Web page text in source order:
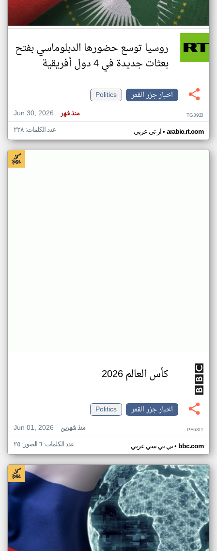
روسيا توسع حضورها الدبلوماسي بفتح
بعثات جديدة في 4 دول أفريقية
اخبار جزر القمر
Politics
Jun 30, 2026
منذ شهر TG39ZI
ار تي عربي• arabic.rt.com عدد الكلمات: ٢٢٨
كأس العالم 2026
اخبار جزر القمر
Politics
Jun 01, 2026
منذ شهرين PF63IT
بي بي سي عربي• bbc.com عدد الكلمات: ٦ الصور: ٢٥